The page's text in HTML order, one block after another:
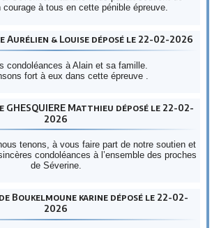
courage à tous en cette pénible épreuve.
Aurélien & Louise déposé le 22-02-2026
condoléances à Alain et sa famille.
fort à eux dans cette épreuve .
GHESQUIERE Matthieu déposé le 22-02-
2026
tenons, à vous faire part de notre soutien et
condoléances à l’ensemble des proches
de Séverine.
Boukelmoune karine déposé le 22-02-
2026